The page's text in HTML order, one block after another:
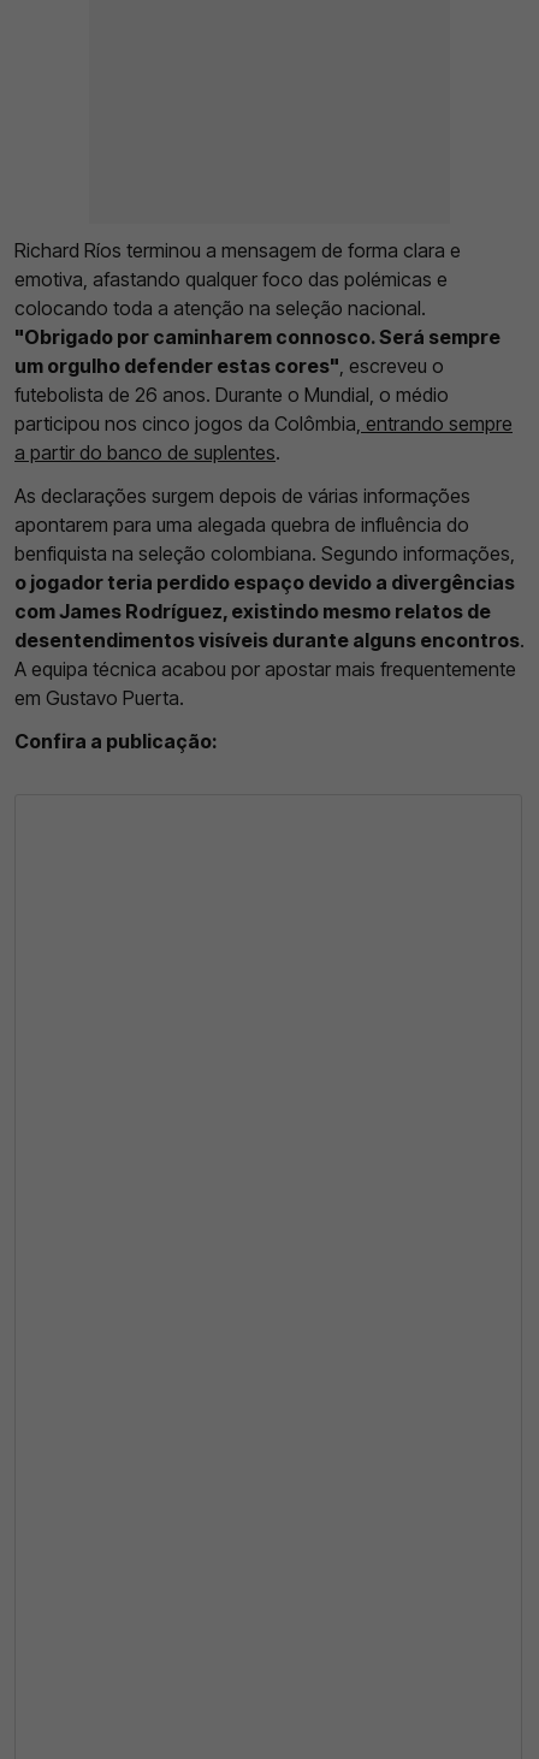
Richard Ríos terminou a mensagem de forma clara e
emotiva, afastando qualquer foco das polémicas e
colocando toda a atenção na seleção nacional.
"Obrigado por caminharem connosco. Será sempre
um orgulho defender estas cores" , escreveu o
futebolista de 26 anos. Durante o Mundial, o médio
participou nos cinco jogos da Colômbia, entrando sempre
a partir do banco de suplentes.
As declarações surgem depois de várias informações
apontarem para uma alegada quebra de influência do
benfiquista na seleção colombiana. Segundo informações,
o jogador teria perdido espaço devido a divergências
com James Rodríguez, existindo mesmo relatos de
desentendimentos visíveis durante alguns encontros.
A equipa técnica acabou por apostar mais frequentemente
em Gustavo Puerta.
Confira a publicação: